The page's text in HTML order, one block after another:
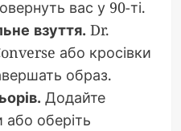
вас у 90-ті.
взуття. Dr.
або кросівки
образ.
Додайте
або оберіть